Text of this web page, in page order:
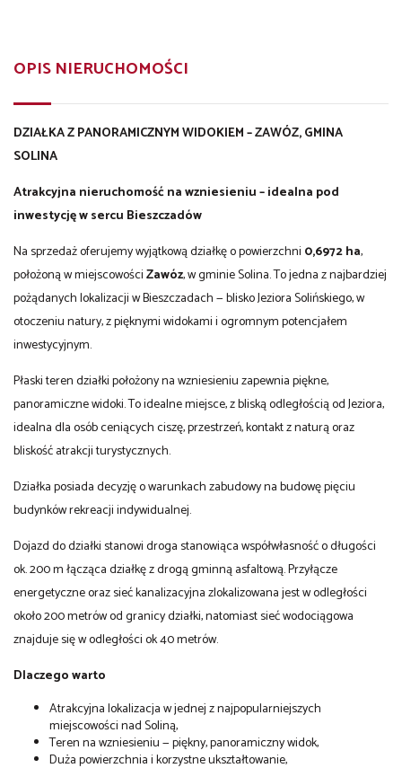
OPIS NIERUCHOMOŚCI
DZIAŁKA Z PANORAMICZNYM WIDOKIEM – ZAWÓZ, GMINA
SOLINA
Atrakcyjna nieruchomość na wzniesieniu – idealna pod
inwestycję w sercu Bieszczadów
Na sprzedaż oferujemy wyjątkową działkę o powierzchni 0,6972 ha,
położoną w miejscowościZawóz, w gminie Solina. To jedna z najbardziej
pożądanych lokalizacji w Bieszczadach — blisko Jeziora Solińskiego, w
otoczeniu natury, z pięknymi widokami i ogromnym potencjałem
inwestycyjnym.
Płaski teren działki położony na wzniesieniu zapewnia piękne,
panoramiczne widoki. To idealne miejsce, z bliską odległością od Jeziora,
idealna dla osób ceniących ciszę, przestrzeń, kontakt z naturą oraz
bliskość atrakcji turystycznych.
Działka posiada decyzję o warunkach zabudowy na budowę pięciu
budynków rekreacji indywidualnej.
Dojazd do działki stanowi droga stanowiąca współwłasność o długości
ok. 200 m łącząca działkę z drogą gminną asfaltową. Przyłącze
energetyczne oraz sieć kanalizacyjna zlokalizowana jest w odległości
około 200 metrów od granicy działki, natomiast sieć wodociągowa
znajduje się w odległości ok 40 metrów.
Dlaczego warto
Atrakcyjna lokalizacja w jednej z najpopularniejszych
miejscowości nad Soliną,
Teren na wzniesieniu — piękny, panoramiczny widok,
Duża powierzchnia i korzystne ukształtowanie,